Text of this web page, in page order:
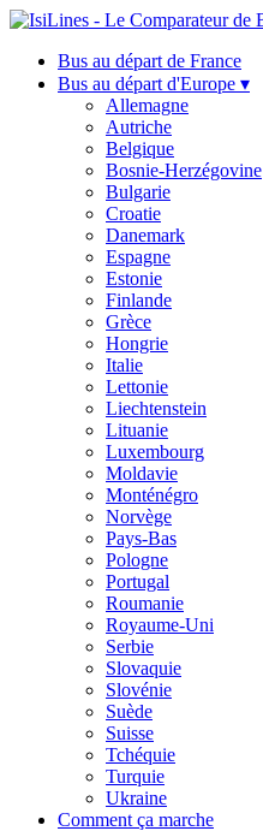
Bus au départ de France
Bus au départ d'Europe ▾
Allemagne
Autriche
Belgique
Bosnie-Herzégovine
Bulgarie
Croatie
Danemark
Espagne
Estonie
Finlande
Grèce
Hongrie
Italie
Lettonie
Liechtenstein
Lituanie
Luxembourg
Moldavie
Monténégro
Norvège
Pays-Bas
Pologne
Portugal
Roumanie
Royaume-Uni
Serbie
Slovaquie
Slovénie
Suède
Suisse
Tchéquie
Turquie
Ukraine
Comment ça marche